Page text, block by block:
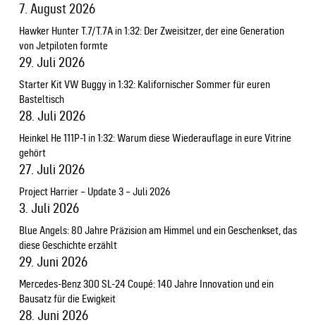
7. August 2026
Hawker Hunter T.7/T.7A in 1:32: Der Zweisitzer, der eine Generation
von Jetpiloten formte
29. Juli 2026
Starter Kit VW Buggy in 1:32: Kalifornischer Sommer für euren
Basteltisch
28. Juli 2026
Heinkel He 111P-1 in 1:32: Warum diese Wiederauflage in eure Vitrine
gehört
27. Juli 2026
Project Harrier – Update 3 – Juli 2026
3. Juli 2026
Blue Angels: 80 Jahre Präzision am Himmel und ein Geschenkset, das
diese Geschichte erzählt
29. Juni 2026
Mercedes-Benz 300 SL-24 Coupé: 140 Jahre Innovation und ein
Bausatz für die Ewigkeit
28. Juni 2026